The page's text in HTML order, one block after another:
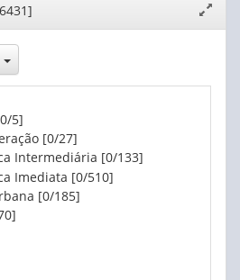
janela
Toggle Dropdown
5]
[0/27]
Intermediária [0/133]
Imediata [0/510]
[0/185]